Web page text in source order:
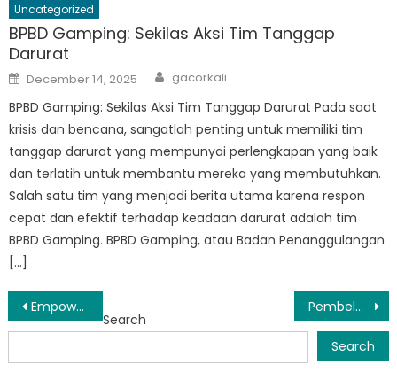
Uncategorized
BPBD Gamping: Sekilas Aksi Tim Tanggap
Darurat
Posted
on
December 14, 2025 Author
gacorkali
BPBD Gamping: Sekilas Aksi Tim Tanggap Darurat Pada saat
krisis dan bencana, sangatlah penting untuk memiliki tim
tanggap darurat yang mempunyai perlengkapan yang baik
dan terlatih untuk membantu mereka yang membutuhkan.
Salah satu tim yang menjadi berita utama karena respon
cepat dan efektif terhadap keadaan darurat adalah tim
BPBD Gamping. BPBD Gamping, atau Badan Penanggulangan
[…]
Post
navigation
Empowering Communities: BPBD Prambanan Sleman’s Approach to Disaster Preparedness Pembelajaran: Bagaimana BPBD Ngemplak Memperbaiki Strategi Penanggulangan Bencana
Search
Search